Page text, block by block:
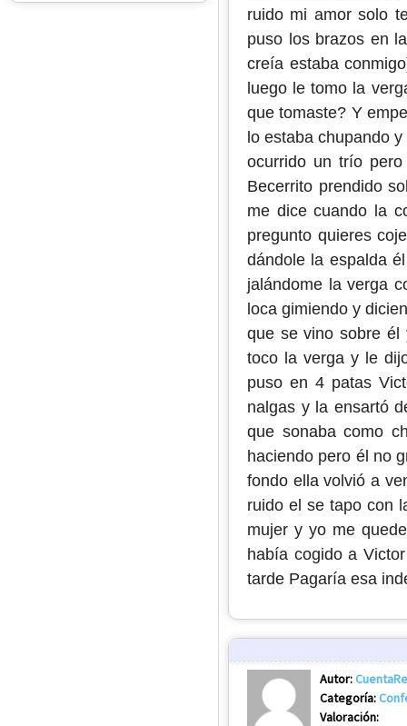
ruido mi amor solo
puso los brazos en
creía estaba
luego le tomo la
que tomaste? Y
lo estaba chupando
ocurrido un trío
Becerrito prendido
me dice cuando la
pregunto quieres
dándole la espalda
jalándome la verga
loca gimiendo y
que se vino sobre
toco la verga y le
puso en 4 patas
nalgas y la ensartó
que sonaba como
haciendo pero él no
fondo ella volvió a
ruido el se tapo con
mujer y yo me
había cogido a
tarde Pagaría esa
Autor:
Categoría:
Valoración: